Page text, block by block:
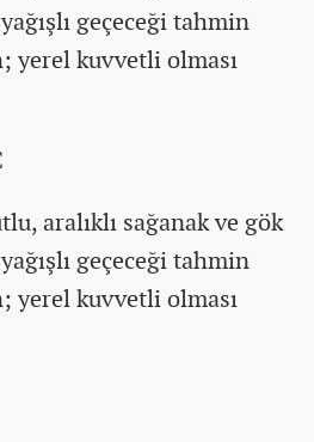
geçeceği tahmin
yerel kuvvetli olması
aralıklı sağanak ve gök
geçeceği tahmin
yerel kuvvetli olması